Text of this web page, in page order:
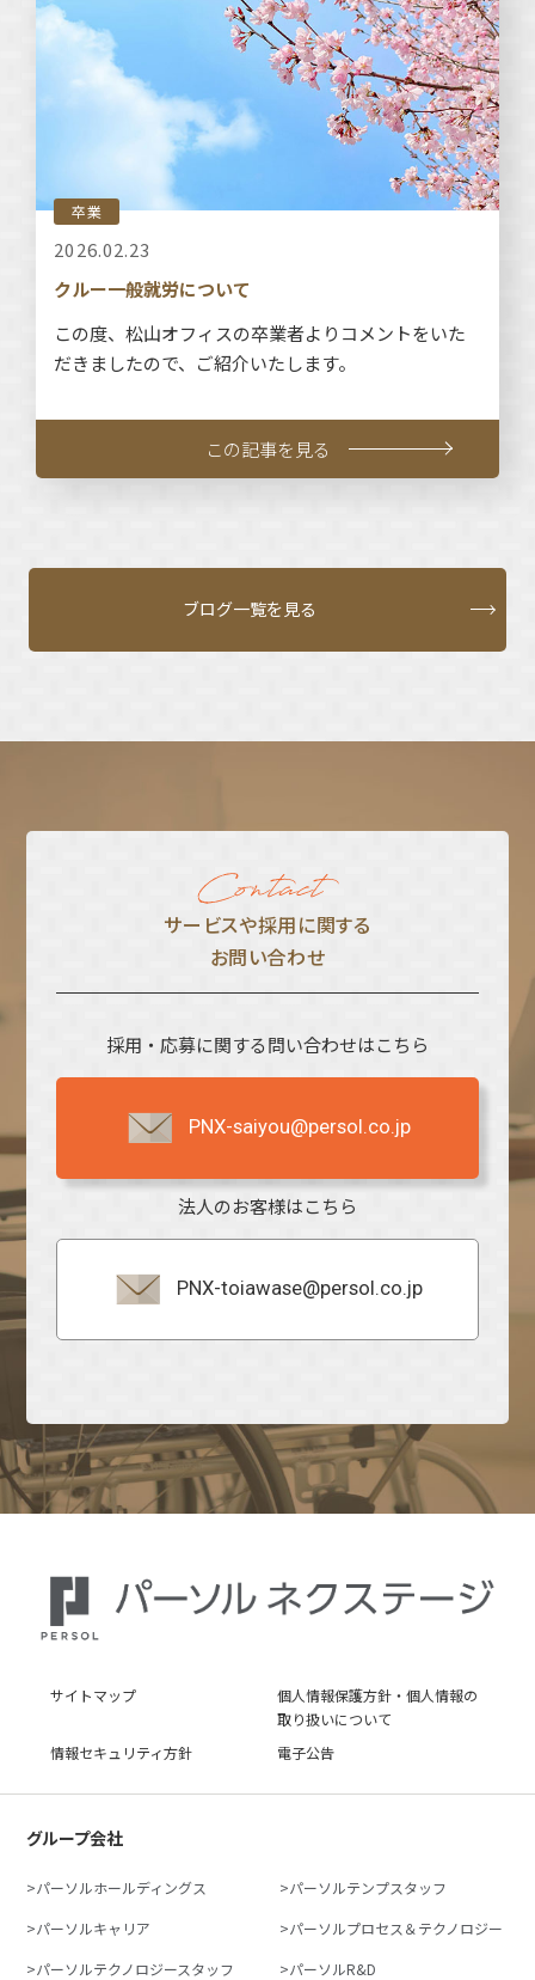
卒業
2026.02.23
クルー一般就労について
この度、松山オフィスの卒業者よりコメントをいた
だきましたので、ご紹介いたします。
この記事を見る
ブログ一覧を見る
サービスや採⽤に関する
お問い合わせ
採用・応募に関する問い合わせはこちら
PNX-saiyou@persol.co.jp
法人のお客様はこちら
PNX-toiawase@persol.co.jp
サイトマップ
個人情報保護方針・個人情報の
取り扱いについて
情報セキュリティ方針
電子公告
グループ会社
パーソルホールディングス
パーソルテンプスタッフ
パーソルキャリア
パーソルプロセス＆テクノロジー
パーソルテクノロジースタッフ
パーソルR&D